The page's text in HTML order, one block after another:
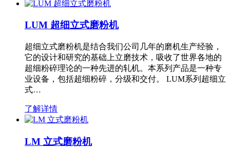
LUM 超细立式磨粉机
超细立式磨粉机是结合我们公司几年的磨机生产经验，
它的设计和研究的基础上立磨技术，吸收了世界各地的
超细粉碎理论的一种先进的轧机。本系列产品是一种专
业设备，包括超细粉碎，分级和交付。 LUM系列超细立
式…
了解详情
LM 立式磨粉机